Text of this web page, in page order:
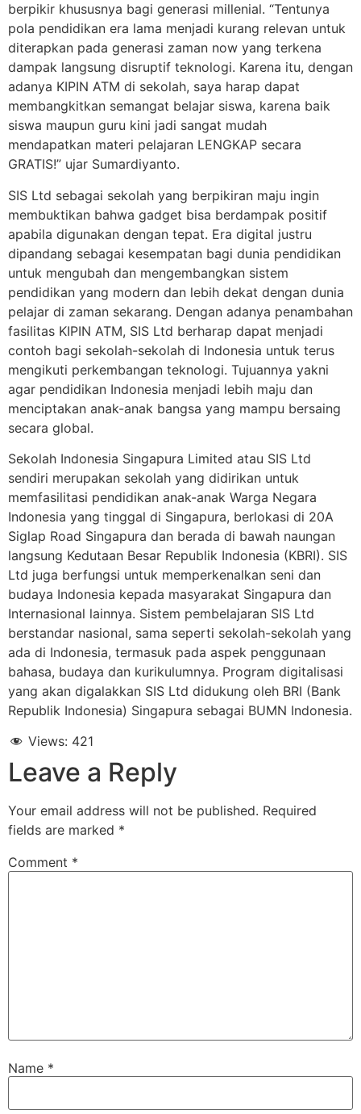
berpikir khususnya bagi generasi millenial. “Tentunya
pola pendidikan era lama menjadi kurang relevan untuk
diterapkan pada generasi zaman now yang terkena
dampak langsung disruptif teknologi. Karena itu, dengan
adanya KIPIN ATM di sekolah, saya harap dapat
membangkitkan semangat belajar siswa, karena baik
siswa maupun guru kini jadi sangat mudah
mendapatkan materi pelajaran LENGKAP secara
GRATIS!” ujar Sumardiyanto.
SIS Ltd sebagai sekolah yang berpikiran maju ingin
membuktikan bahwa gadget bisa berdampak positif
apabila digunakan dengan tepat. Era digital justru
dipandang sebagai kesempatan bagi dunia pendidikan
untuk mengubah dan mengembangkan sistem
pendidikan yang modern dan lebih dekat dengan dunia
pelajar di zaman sekarang. Dengan adanya penambahan
fasilitas KIPIN ATM, SIS Ltd berharap dapat menjadi
contoh bagi sekolah-sekolah di Indonesia untuk terus
mengikuti perkembangan teknologi. Tujuannya yakni
agar pendidikan Indonesia menjadi lebih maju dan
menciptakan anak-anak bangsa yang mampu bersaing
secara global.
Sekolah Indonesia Singapura Limited atau SIS Ltd
sendiri merupakan sekolah yang didirikan untuk
memfasilitasi pendidikan anak-anak Warga Negara
Indonesia yang tinggal di Singapura, berlokasi di 20A
Siglap Road Singapura dan berada di bawah naungan
langsung Kedutaan Besar Republik Indonesia (KBRI). SIS
Ltd juga berfungsi untuk memperkenalkan seni dan
budaya Indonesia kepada masyarakat Singapura dan
Internasional lainnya. Sistem pembelajaran SIS Ltd
berstandar nasional, sama seperti sekolah-sekolah yang
ada di Indonesia, termasuk pada aspek penggunaan
bahasa, budaya dan kurikulumnya. Program digitalisasi
yang akan digalakkan SIS Ltd didukung oleh BRI (Bank
Republik Indonesia) Singapura sebagai BUMN Indonesia.
Views: 421
Leave a Reply
Your email address will not be published. Required
fields are marked *
Comment *
Name *